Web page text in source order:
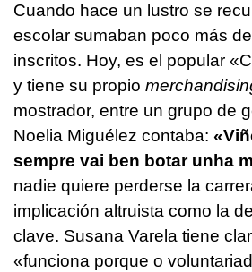
Cuando hace un lustro se
escolar sumaban poco más
inscritos. Hoy, es el popular
y tiene su propio
mostrador, entre un grupo de
Noelia Miguélez contaba:
sempre vai ben botar unha
nadie quiere perderse la
implicación altruista como la
clave. Susana Varela tiene
«funciona porque o